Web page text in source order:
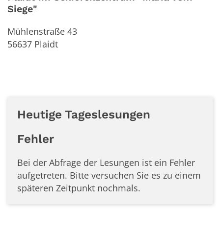
Siege"
Mühlenstraße 43
56637 Plaidt
Heutige Tageslesungen
Fehler
Bei der Abfrage der Lesungen ist ein Fehler
aufgetreten. Bitte versuchen Sie es zu einem
späteren Zeitpunkt nochmals.